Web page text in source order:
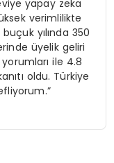
yapay zeka
verimlilikte
yılında 350
üyelik geliri
ile 4.8
oldu. Türkiye